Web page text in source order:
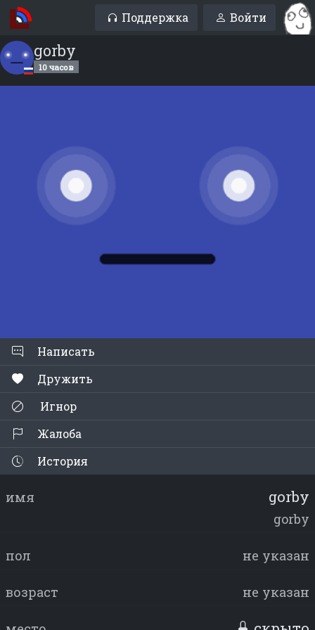
Поддержка Войти
gorby
10 часов
Написать
Дружить
Игнор
Жалоба
История
имя gorby
gorby
пол не указан
возраст не указан